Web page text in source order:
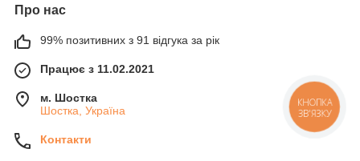
Про нас
99% позитивних з 91 відгука за рік
Працює з 11.02.2021
м. Шостка
Шостка, Україна
Контакти
КНОПКА
ЗВ'ЯЗКУ